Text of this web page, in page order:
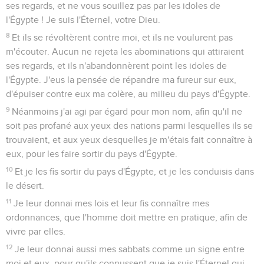
ses regards, et ne vous souillez pas par les idoles de
l'Égypte ! Je suis l'Éternel, votre Dieu.
8 Et ils se révoltèrent contre moi, et ils ne voulurent pas
m'écouter. Aucun ne rejeta les abominations qui attiraient
ses regards, et ils n'abandonnèrent point les idoles de
l'Égypte. J'eus la pensée de répandre ma fureur sur eux,
d'épuiser contre eux ma colère, au milieu du pays d'Égypte.
9 Néanmoins j'ai agi par égard pour mon nom, afin qu'il ne
soit pas profané aux yeux des nations parmi lesquelles ils se
trouvaient, et aux yeux desquelles je m'étais fait connaître à
eux, pour les faire sortir du pays d'Égypte.
10 Et je les fis sortir du pays d'Égypte, et je les conduisis dans
le désert.
11 Je leur donnai mes lois et leur fis connaître mes
ordonnances, que l'homme doit mettre en pratique, afin de
vivre par elles.
12 Je leur donnai aussi mes sabbats comme un signe entre